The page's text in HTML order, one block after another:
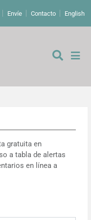
Envíe Contacto English
gratuita en
a tabla de alertas
en línea a